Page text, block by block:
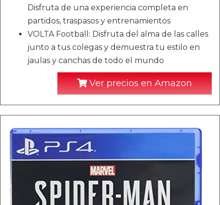
Disfruta de una experiencia completa en
partidos, traspasos y entrenamientos
VOLTA Football: Disfruta del alma de las calles
junto a tus colegas y demuestra tu estilo en
jaulas y canchas de todo el mundo
Ver precios en Amazon